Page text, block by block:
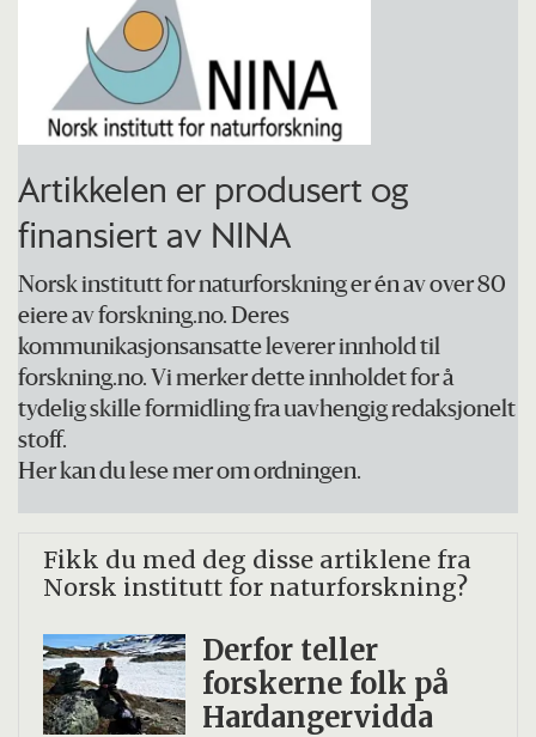
Artikkelen er produsert og
finansiert av NINA
Norsk institutt for naturforskning er én av over 80
eiere av forskning.no. Deres
kommunikasjonsansatte leverer innhold til
forskning.no. Vi merker dette innholdet for å
tydelig skille formidling fra uavhengig redaksjonelt
stoff.
Her kan du lese mer om ordningen.
Fikk du med deg disse artiklene fra
Norsk institutt for naturforskning?
Derfor teller
forskerne folk på
Hardangervidda